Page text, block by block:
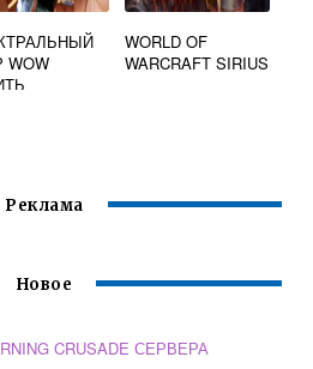
WOW
WORLD OF
WARCRAFT SIRIUS
Реклама
Новое
CRUSADE СЕРВЕРА